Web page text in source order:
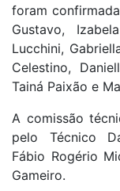
foram
Gustavo,
Lucchini,
Celestino,
Tainá Paixão e
A comissão
pelo Técnico
Fábio Rogério
Gameiro.